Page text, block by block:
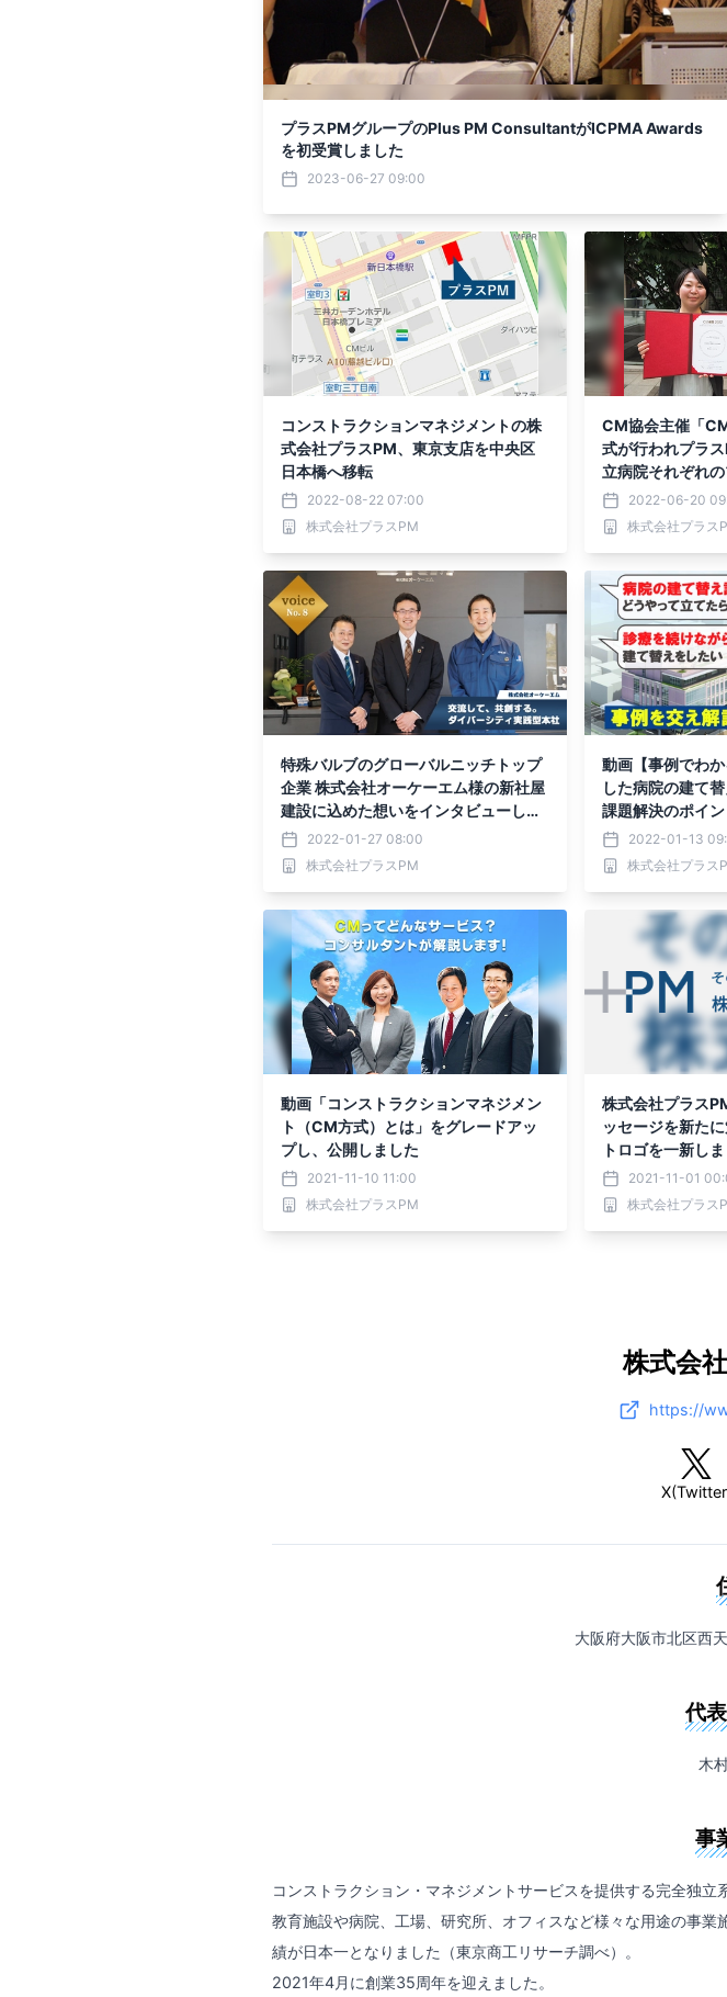
プラスPMグループのPlus PM ConsultantがICPMA Awards
を初受賞しました
2023-06-27 09:00
コンストラクションマネジメントの株
式会社プラスPM、東京支店を中央区
日本橋へ移転
2022-08-22 07:00
株式会社プラスPM
CM協会主催「
式が行われプラ
立病院それぞれ
しました2022-06-20
株式会社プラス
特殊バルブのグローバルニッチトップ
企業 株式会社オーケーエム様の新社屋
建設に込めた想いをインタビューしま
した2022-01-27 08:00
株式会社プラスPM
動画【事例でわ
した病院の建て
課題解決のポイ
2022-01-13
株式会社プラス
動画「コンストラクションマネジメン
ト（CM方式）とは」をグレードアッ
プし、公開しました
2021-11-10 11:00
株式会社プラスPM
株式会社プラス
ッセージを新た
トロゴを一新しま
2021-11-01
株式会社プラス
株式会
https://
大阪府大阪市北区西
代
木
事
コンストラクション・マネジメントサービスを提供する完全独立
教育施設や病院、工場、研究所、オフィスなど様々な用途の事
績が日本一となりました（東京商工リサーチ調べ）。
2021年4月に創業35周年を迎えました。